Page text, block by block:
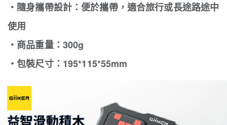
・隨身攜帶設計：便於攜帶，適合旅行或長途路途中
使用
・商品重量：300g
・包裝尺寸：195*115*55mm